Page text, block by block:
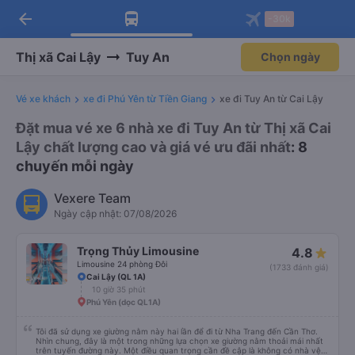
Tải app Vexere ngay!
Nhận ưu đãi thành viên độc
Mở app
Tải app Vexere
-30k/ghế khi đặt vé máy bay qua
Mở app
arrow_back
Thị xã Cai Lậy Tuy An Chọn ngày
Vé xe khách xe đi Phú Yên từ Tiền Giang xe đi Tuy An từ Cai Lậy
Đặt mua vé xe 6 nhà xe đi Tuy An từ Thị xã Cai
Lậy chất lượng cao và giá vé ưu đãi nhất: 8
chuyến mỗi ngày
Vexere Team
Ngày cập nhật: 07/08/2026
Trọng Thủy Limousine
Limousine 24 phòng Đôi
4.8
(1733 đánh giá)
Cai Lậy (QL 1A)
10 giờ 35 phút
Phú Yên (dọc QL1A)
Tôi đã sử dụng xe giường nằm này hai lần để đi từ Nha Trang đến Cần Thơ.
Nhìn chung, đây là một trong những lựa chọn xe giường nằm thoải mái nhất
trên tuyến đường này. Một điều quan trọng cần đề cập là không có nhà vệ